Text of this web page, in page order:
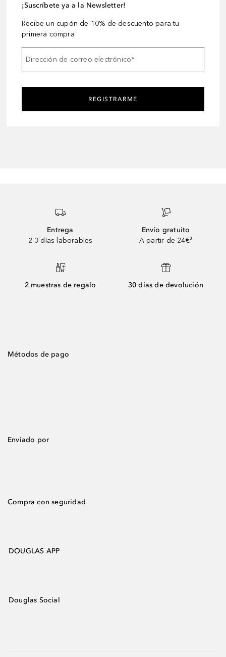
¡Suscríbete ya a la Newsletter!
Recibe un cupón de 10% de descuento para tu
primera compra
Dirección de correo electrónico*
REGISTRARME
Entrega
2-3 días laborables
Envío gratuito
A partir de 24€³
2 muestras de regalo 30 días de devolución
Métodos de pago
Enviado por
Compra con seguridad
DOUGLAS APP
Douglas Social